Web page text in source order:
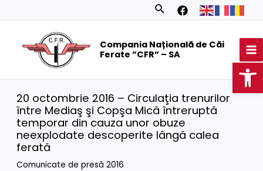
Search
Compania Națională de Căi
Ferate ”CFR” – SA
20 octombrie 2016 – Circulaţia trenurilor
între Mediaş şi Copşa Mică întreruptă
temporar din cauza unor obuze
neexplodate descoperite lângă calea
ferată
Comunicate de presă 2016